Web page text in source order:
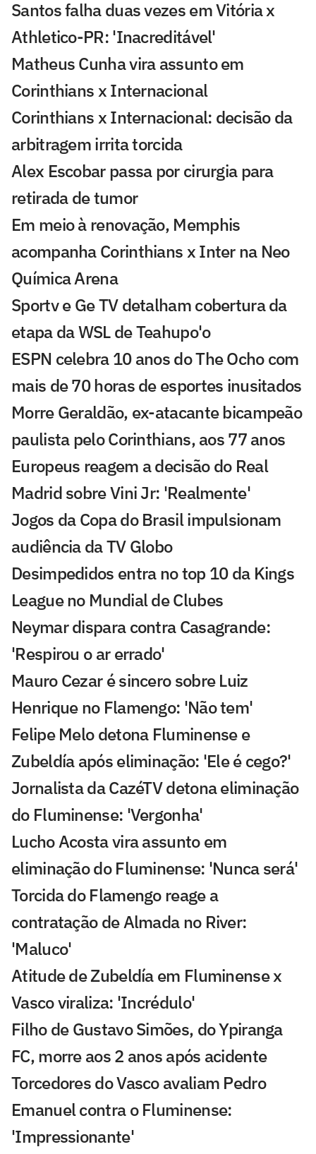
Santos falha duas vezes em Vitória x
Athletico-PR: 'Inacreditável'
Matheus Cunha vira assunto em
Corinthians x Internacional
Corinthians x Internacional: decisão da
arbitragem irrita torcida
Alex Escobar passa por cirurgia para
retirada de tumor
Em meio à renovação, Memphis
acompanha Corinthians x Inter na Neo
Química Arena
Sportv e Ge TV detalham cobertura da
etapa da WSL de Teahupo'o
ESPN celebra 10 anos do The Ocho com
mais de 70 horas de esportes inusitados
Morre Geraldão, ex-atacante bicampeão
paulista pelo Corinthians, aos 77 anos
Europeus reagem a decisão do Real
Madrid sobre Vini Jr: 'Realmente'
Jogos da Copa do Brasil impulsionam
audiência da TV Globo
Desimpedidos entra no top 10 da Kings
League no Mundial de Clubes
Neymar dispara contra Casagrande:
'Respirou o ar errado'
Mauro Cezar é sincero sobre Luiz
Henrique no Flamengo: 'Não tem'
Felipe Melo detona Fluminense e
Zubeldía após eliminação: 'Ele é cego?'
Jornalista da CazéTV detona eliminação
do Fluminense: 'Vergonha'
Lucho Acosta vira assunto em
eliminação do Fluminense: 'Nunca será'
Torcida do Flamengo reage a
contratação de Almada no River:
'Maluco'
Atitude de Zubeldía em Fluminense x
Vasco viraliza: 'Incrédulo'
Filho de Gustavo Simões, do Ypiranga
FC, morre aos 2 anos após acidente
Torcedores do Vasco avaliam Pedro
Emanuel contra o Fluminense:
'Impressionante'